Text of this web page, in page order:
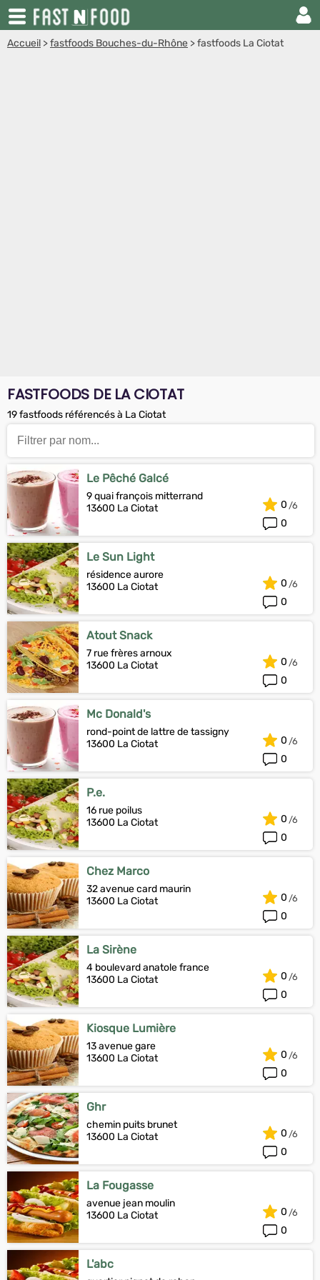
Accueil >fastfoods Bouches-du-Rhône >fastfoods La Ciotat
FASTFOODS DE LA CIOTAT
19 fastfoods référencés à La Ciotat
Le Pêché Galcé
9 quai françois mitterrand
13600 La Ciotat
0
0
Le Sun Light
résidence aurore
13600 La Ciotat
0
0
Atout Snack
7 rue frères arnoux
13600 La Ciotat
0
0
Mc Donald's
rond-point de lattre de tassigny
13600 La Ciotat
0
0
P.e.
16 rue poilus
13600 La Ciotat
0
0
Chez Marco
32 avenue card maurin
13600 La Ciotat
0
0
La Sirène
4 boulevard anatole france
13600 La Ciotat
0
0
Kiosque Lumière
13 avenue gare
13600 La Ciotat
0
0
Ghr
chemin puits brunet
13600 La Ciotat
0
0
La Fougasse
avenue jean moulin
13600 La Ciotat
0
0
L'abc